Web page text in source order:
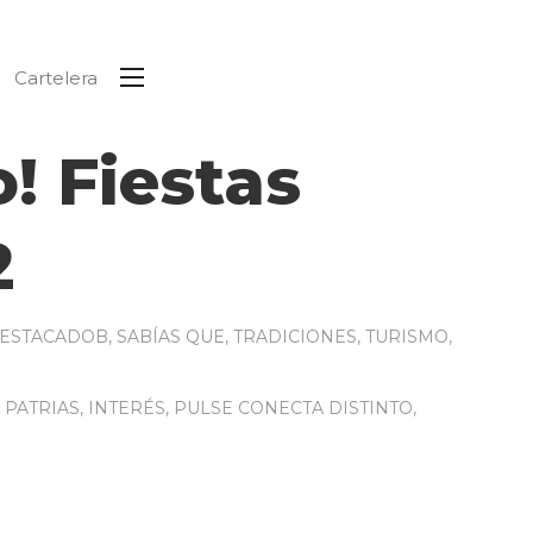
Cartelera
Fiestas
, SABÍAS QUE, TRADICIONES, TURISMO,
PATRIAS, INTERÉS, PULSE CONECTA DISTINTO,